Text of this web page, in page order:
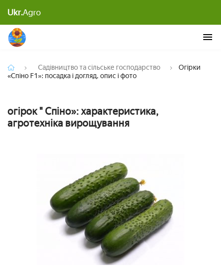
Ukr.AgroОгірки «Спіно F1»: посадка і догляд, опис і фото
Садівництво та сільське господарство
Огірки
«Спіно F1»: посадка і догляд, опис і фото
огірок " Спіно»: характеристика,
агротехніка вирощування